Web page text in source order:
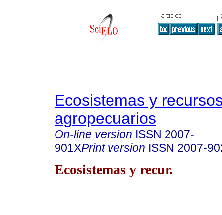
Ecosistemas y
agropecuarios
On-line version ISSN 2007-
901XPrint version ISSN 2007-
Ecosistemas y recur.